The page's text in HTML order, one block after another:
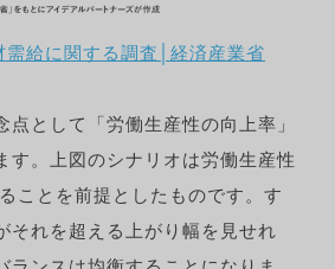
需給に関する調査│経済産業省
点として「労働生産性の向上率」
す。上図のシナリオは労働生産性
ことを前提としたものです。す
それを超える上がり幅を見せれ